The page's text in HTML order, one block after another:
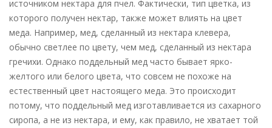
источником нектара для пчел. Фактически, тип цветка, из
которого получен нектар, также может влиять на цвет
меда. Например, мед, сделанный из нектара клевера,
обычно светлее по цвету, чем мед, сделанный из нектара
гречихи. Однако поддельный мед часто бывает ярко-
желтого или белого цвета, что совсем не похоже на
естественный цвет настоящего меда. Это происходит
потому, что поддельный мед изготавливается из сахарного
сиропа, а не из нектара, и ему, как правило, не хватает той